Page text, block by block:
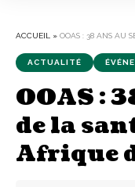
ACCUEIL » OOAS : 38 ANS AU
ACTUALITÉ
OOAS :
de la
Afrique